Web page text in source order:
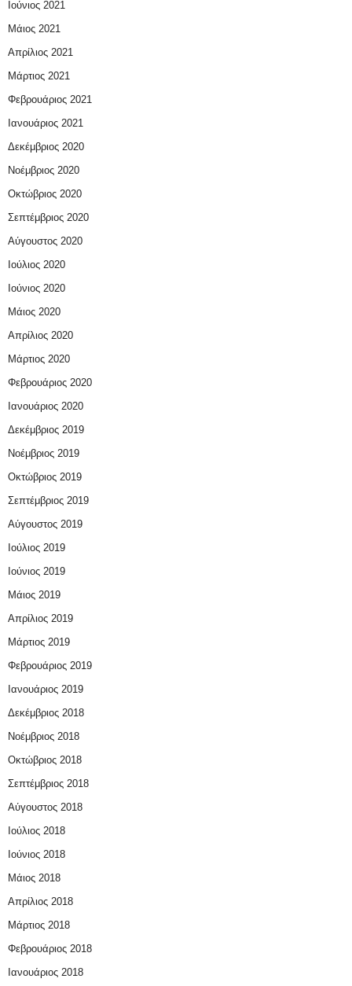
Ιούνιος 2021
Μάιος 2021
Απρίλιος 2021
Μάρτιος 2021
Φεβρουάριος 2021
Ιανουάριος 2021
Δεκέμβριος 2020
Νοέμβριος 2020
Οκτώβριος 2020
Σεπτέμβριος 2020
Αύγουστος 2020
Ιούλιος 2020
Ιούνιος 2020
Μάιος 2020
Απρίλιος 2020
Μάρτιος 2020
Φεβρουάριος 2020
Ιανουάριος 2020
Δεκέμβριος 2019
Νοέμβριος 2019
Οκτώβριος 2019
Σεπτέμβριος 2019
Αύγουστος 2019
Ιούλιος 2019
Ιούνιος 2019
Μάιος 2019
Απρίλιος 2019
Μάρτιος 2019
Φεβρουάριος 2019
Ιανουάριος 2019
Δεκέμβριος 2018
Νοέμβριος 2018
Οκτώβριος 2018
Σεπτέμβριος 2018
Αύγουστος 2018
Ιούλιος 2018
Ιούνιος 2018
Μάιος 2018
Απρίλιος 2018
Μάρτιος 2018
Φεβρουάριος 2018
Ιανουάριος 2018